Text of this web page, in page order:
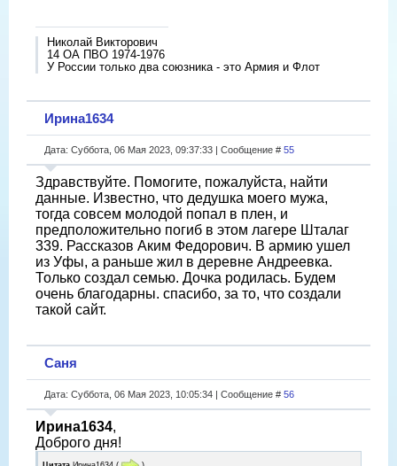
Николай Викторович
14 ОА ПВО 1974-1976
У России только два союзника - это Армия и Флот
Ирина1634
Дата: Суббота, 06 Мая 2023, 09:37:33 | Сообщение # 55
Здравствуйте. Помогите, пожалуйста, найти
данные. Известно, что дедушка моего мужа,
тогда совсем молодой попал в плен, и
предположительно погиб в этом лагере Шталаг
339. Рассказов Аким Федорович. В армию ушел
из Уфы, а раньше жил в деревне Андреевка.
Только создал семью. Дочка родилась. Будем
очень благодарны. спасибо, за то, что создали
такой сайт.
Саня
Дата: Суббота, 06 Мая 2023, 10:05:34 | Сообщение # 56
Ирина1634,
Доброго дня!